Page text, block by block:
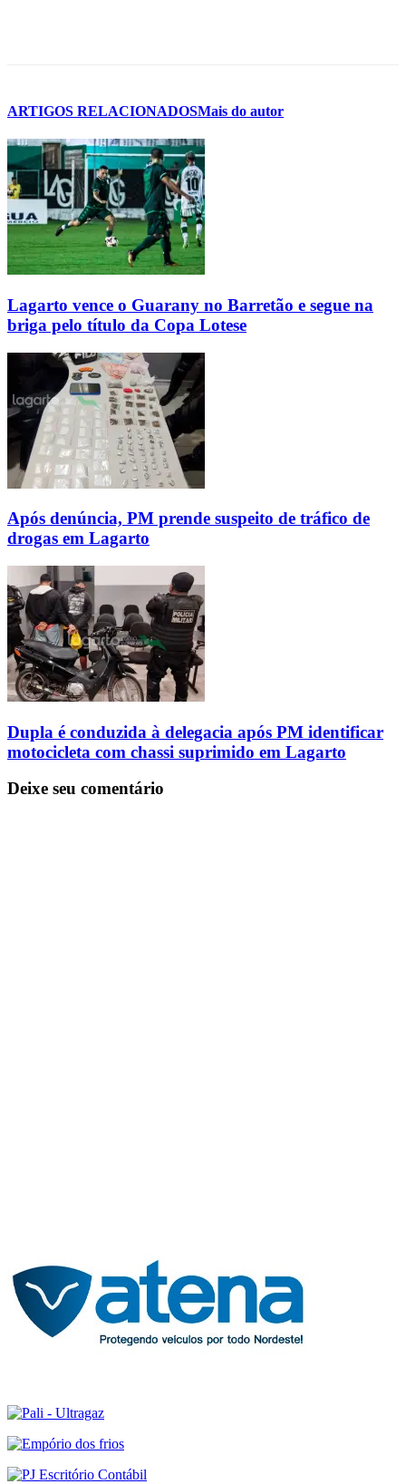
ARTIGOS RELACIONADOSMais do autor
Lagarto vence o Guarany no Barretão e segue na
briga pelo título da Copa Lotese
Após denúncia, PM prende suspeito de tráfico de
drogas em Lagarto
Dupla é conduzida à delegacia após PM identificar
motocicleta com chassi suprimido em Lagarto
Deixe seu comentário